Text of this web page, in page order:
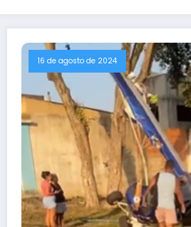
16 de agosto de 2024